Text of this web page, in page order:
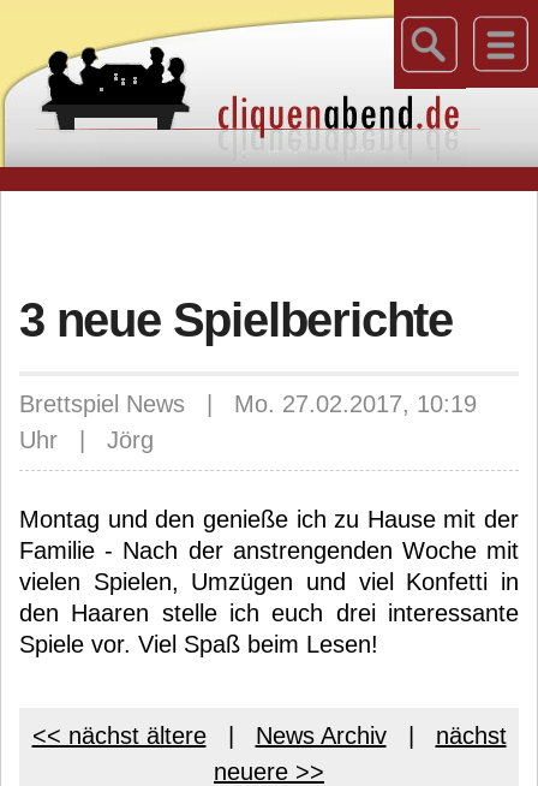
3 neue Spielberichte
Brettspiel News | Mo. 27.02.2017, 10:19
Uhr | Jörg
Montag und den genieße ich zu Hause mit der
Familie - Nach der anstrengenden Woche mit
vielen Spielen, Umzügen und viel Konfetti in
den Haaren stelle ich euch drei interessante
Spiele vor. Viel Spaß beim Lesen!
<< nächst ältere| News Archiv| nächst
neuere >>